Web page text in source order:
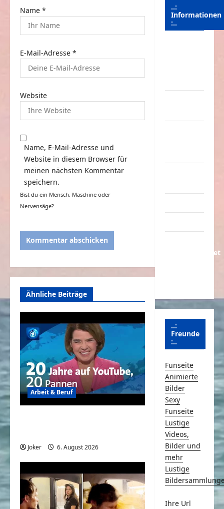
Name *
E-Mail-Adresse *
Website
Name, E-Mail-Adresse und
Website in diesem Browser für
meinen nächsten Kommentar
speichern.
Bist du ein Mensch, Maschine oder
Nervensäge?
Ähnliche Beiträge
Arbeit & Beruf
Joker 6. August 2026
..:
Informationen
:..
Schmunzeln.net
..:
Freunde
:..
Funseite
Animierte
Bilder
Sexy
Funseite
Lustige
Videos,
Bilder und
mehr
Lustige
Ihre Url